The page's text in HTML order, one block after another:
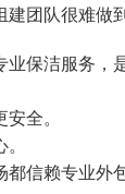
团队很难做到
业保洁服务，
全。
信赖专业外